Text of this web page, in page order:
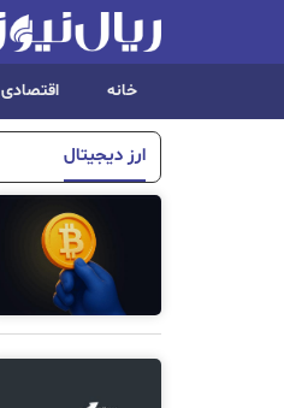
خانه اقتصادی
ارز دیجیتال